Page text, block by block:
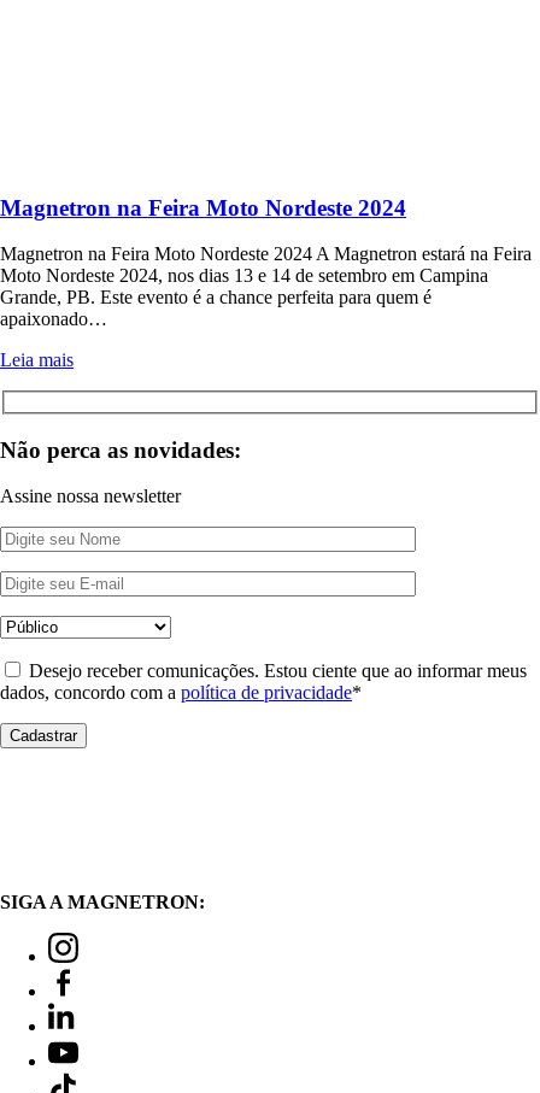
Magnetron na Feira Moto Nordeste 2024
Magnetron na Feira Moto Nordeste 2024 A Magnetron estará na Feira
Moto Nordeste 2024, nos dias 13 e 14 de setembro em Campina
Grande, PB. Este evento é a chance perfeita para quem é
apaixonado…
Leia mais
Não perca as novidades:
Assine nossa newsletter
Desejo receber comunicações. Estou ciente que ao informar meus
dados, concordo com a política de privacidade*
SIGA A MAGNETRON: